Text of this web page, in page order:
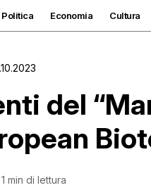
Politica Economia Cultura
del
1 min di lettura